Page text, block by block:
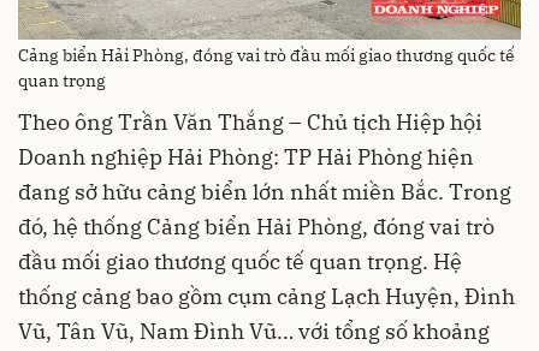
Cảng biển Hải Phòng, đóng vai trò đầu mối giao thương quốc tế
quan trọng
Theo ông Trần Văn Thắng – Chủ tịch Hiệp hội
Doanh nghiệp Hải Phòng: TP Hải Phòng hiện
đang sở hữu cảng biển lớn nhất miền Bắc. Trong
đó, hệ thống Cảng biển Hải Phòng, đóng vai trò
đầu mối giao thương quốc tế quan trọng. Hệ
thống cảng bao gồm cụm cảng Lạch Huyện, Đình
Vũ, Tân Vũ, Nam Đình Vũ… với tổng số khoảng